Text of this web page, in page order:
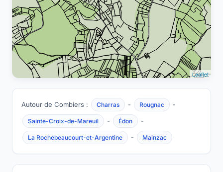
Leaflet
Autour de Combiers : Charras - Rougnac -
Sainte-Croix-de-Mareuil - Édon -
La Rochebeaucourt-et-Argentine - Mainzac